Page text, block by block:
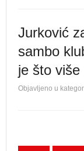
Jurković
sambo
je što
Objavljeno u